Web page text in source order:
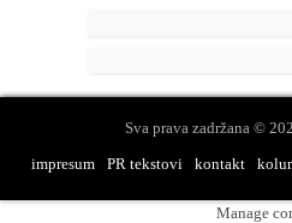
Sva prava zadržana ©
impresum
PR tekstovi kontakt
Manage